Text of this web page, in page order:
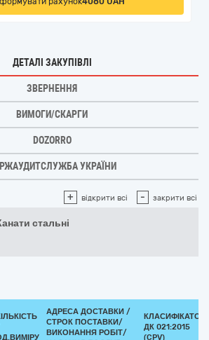
ДЕТАЛІ ЗАКУПІВЛІ
ЗВЕРНЕННЯ
ВИМОГИ/СКАРГИ
DOZORRO
УКРАЇНИ
+ відкрити всі - закрити всі
стальні
АДРЕСА ДОСТАВКИ /
СТРОК ПОСТАВКИ/
ВИКОНАННЯ РОБІТ/
КЛАСИФІКАТОР
ДК 021:2015
(CPV)